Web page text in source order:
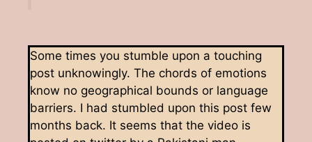
Some times you stumble upon a touching
post unknowingly. The chords of emotions
know no geographical bounds or language
barriers. I had stumbled upon this post few
months back. It seems that the video is